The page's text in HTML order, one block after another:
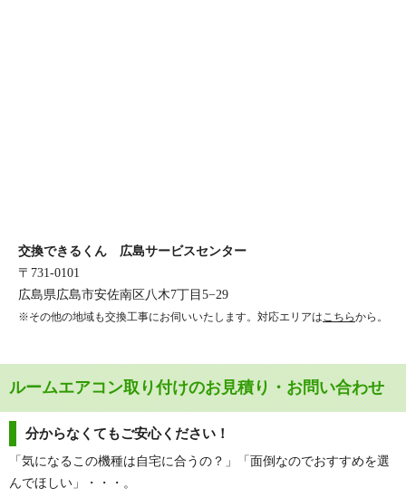
交換できるくん 広島サービスセンター
〒731-0101
広島県広島市安佐南区八木7丁目5−29
※その他の地域も交換工事にお伺いいたします。対応エリアはこちらから。
ルームエアコン取り付けのお見積り・お問い合わせ
分からなくてもご安心ください！
「気になるこの機種は自宅に合うの？」「面倒なのでおすすめを選
んでほしい」・・・。